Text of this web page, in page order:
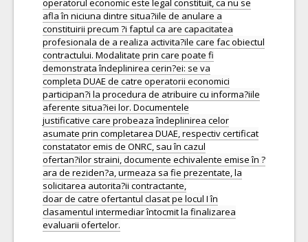
operatorul economic este legal constituit, ca nu se
afla în niciuna dintre situa?iile de anulare a
constituirii precum ?i faptul ca are capacitatea
profesionala de a realiza activita?ile care fac obiectul
contractului. Modalitate prin care poate fi
demonstrata îndeplinirea cerin?ei: se va
completa DUAE de catre operatorii economici
participan?i la procedura de atribuire cu informa?iile
aferente situa?iei lor. Documentele
justificative care probeaza îndeplinirea celor
asumate prin completarea DUAE, respectiv certificat
constatator emis de ONRC, sau în cazul
ofertan?ilor straini, documente echivalente emise în ?
ara de reziden?a, urmeaza sa fie prezentate, la
solicitarea autorita?ii contractante,
doar de catre ofertantul clasat pe locul I în
clasamentul intermediar întocmit la finalizarea
evaluarii ofertelor.